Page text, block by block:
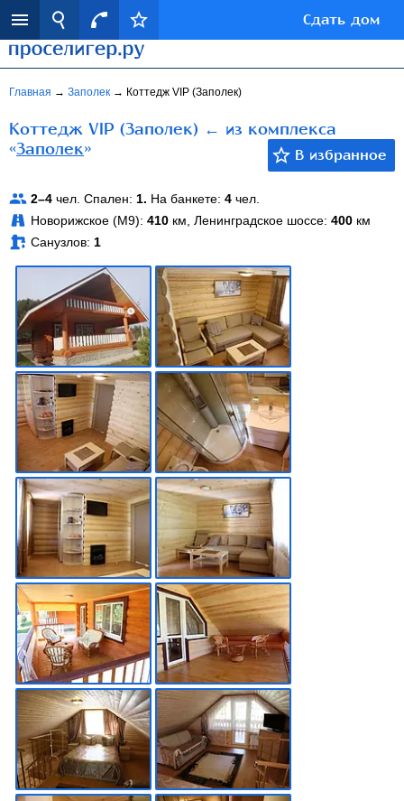
Сдать дом
Главная → Заполек → Коттедж VIP (Заполек)
Коттедж VIP (Заполек) ← из комплекса
«Заполек»
2–4 чел. Спален: 1. На банкете: 4 чел.
Новорижское (М9): 410 км, Ленинградское шоссе: 400 км
Санузлов: 1